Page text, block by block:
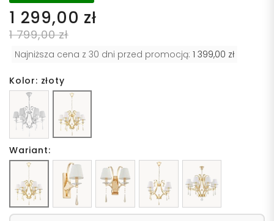
1 299,00 zł
1 799,00 zł
Najniższa cena z 30 dni przed promocją: 1 399,00 zł
Kolor: złoty
Wariant: